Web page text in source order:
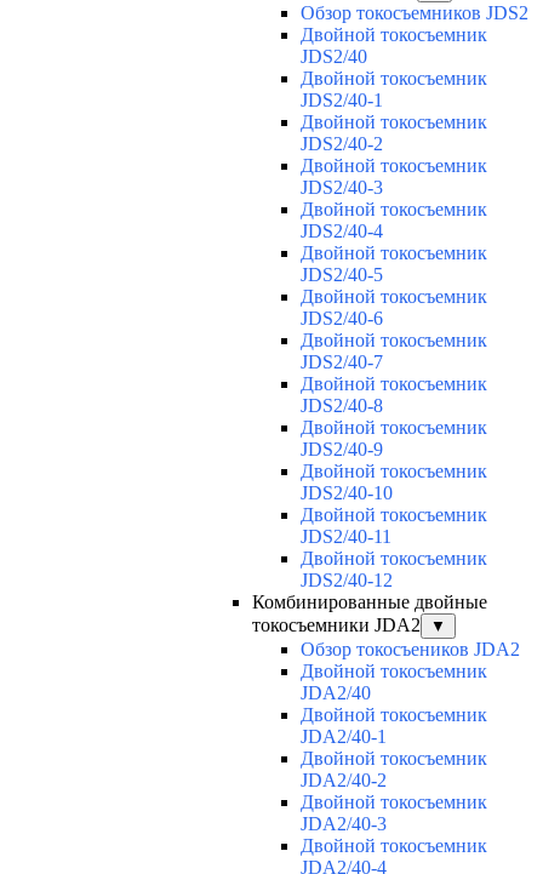
Обзор токосъемников JDS2
Двойной токосъемник
JDS2/40
Двойной токосъемник
JDS2/40-1
Двойной токосъемник
JDS2/40-2
Двойной токосъемник
JDS2/40-3
Двойной токосъемник
JDS2/40-4
Двойной токосъемник
JDS2/40-5
Двойной токосъемник
JDS2/40-6
Двойной токосъемник
JDS2/40-7
Двойной токосъемник
JDS2/40-8
Двойной токосъемник
JDS2/40-9
Двойной токосъемник
JDS2/40-10
Двойной токосъемник
JDS2/40-11
Двойной токосъемник
JDS2/40-12
Комбинированные двойные
токосъемники JDA2
▼
Обзор токосъеников JDA2
Двойной токосъемник
JDA2/40
Двойной токосъемник
JDA2/40-1
Двойной токосъемник
JDA2/40-2
Двойной токосъемник
JDA2/40-3
Двойной токосъемник
JDA2/40-4